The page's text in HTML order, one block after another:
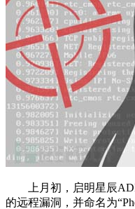
上月初，启明星辰
的远程漏洞，并命名为